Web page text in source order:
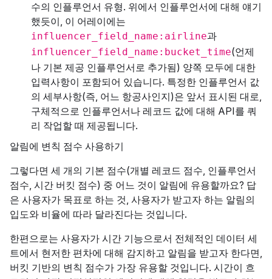
수의 인플루언서 유형. 위에서 인플루언서에 대해 얘기
했듯이, 이 어레이에는
influencer_field_name:airline과
influencer_field_name:bucket_time(언제
나 기본 제공 인플루언서로 추가됨) 양쪽 모두에 대한
입력사항이 포함되어 있습니다. 특정한 인플루언서 값
의 세부사항(즉, 어느 항공사인지)은 앞서 표시된 대로,
구체적으로 인플루언서나 레코드 값에 대해 API를 쿼
리 작업할 때 제공됩니다.
알림에 변칙 점수 사용하기
그렇다면 세 개의 기본 점수(개별 레코드 점수, 인플루언서
점수, 시간 버킷 점수) 중 어느 것이 알림에 유용할까요? 답
은 사용자가 목표로 하는 것, 사용자가 받고자 하는 알림의
입도와 비율에 따라 달라진다는 것입니다.
한편으로는 사용자가 시간 기능으로서 전체적인 데이터 세
트에서 현저한 편차에 대해 감지하고 알림을 받고자 한다면,
버킷 기반의 변칙 점수가 가장 유용할 것입니다. 시간이 흐